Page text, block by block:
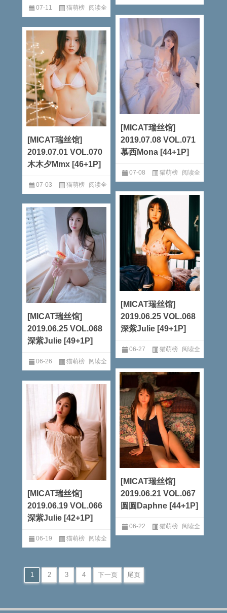
文
07-11 猫萌榜 阅读全
文
[MICAT瑞丝馆]
2019.07.08 VOL.071
慕西Mona [44+1P]
07-08 猫萌榜 阅读全
文
[MICAT瑞丝馆]
2019.07.01 VOL.070
木木夕Mmx [46+1P]
07-03 猫萌榜 阅读全
文
[MICAT瑞丝馆]
2019.06.25 VOL.068
深紫Julie [49+1P]
06-27 猫萌榜 阅读全
文
[MICAT瑞丝馆]
2019.06.25 VOL.068
深紫Julie [49+1P]
06-26 猫萌榜 阅读全
文
[MICAT瑞丝馆]
2019.06.21 VOL.067
圆圆Daphne [44+1P]
06-22 猫萌榜 阅读全
[MICAT瑞丝馆]
2019.06.19 VOL.066
深紫Julie [42+1P]
06-19 猫萌榜 阅读全
1 2 3 4 下一页 尾页